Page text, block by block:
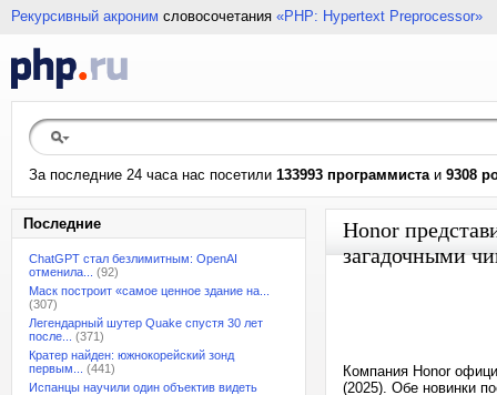
Рекурсивный акроним словосочетания «PHP: Hypertext Preprocessor»
За последние 24 часа нас посетили 133993 программистаи 9308
Последние
ChatGPT стал безлимитным: OpenAI
отменила...
(92)
Маск построит «самое ценное здание на...
(307)
Легендарный шутер Quake спустя 30 лет
после...
(371)
Кратер найден: южнокорейский зонд
первым...
(441)
Испанцы научили один объектив видеть
Honor
загадочными
Компания Honor
(2025). Обе новинки